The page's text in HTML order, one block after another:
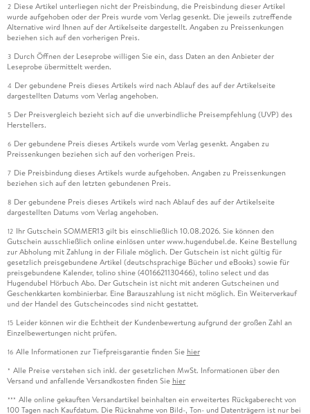
2 Diese Artikel unterliegen nicht der Preisbindung, die Preisbindung dieser Artikel
wurde aufgehoben oder der Preis wurde vom Verlag gesenkt. Die jeweils zutreffende
Alternative wird Ihnen auf der Artikelseite dargestellt. Angaben zu Preissenkungen
beziehen sich auf den vorherigen Preis.
3 Durch Öffnen der Leseprobe willigen Sie ein, dass Daten an den Anbieter der
Leseprobe übermittelt werden.
4 Der gebundene Preis dieses Artikels wird nach Ablauf des auf der Artikelseite
dargestellten Datums vom Verlag angehoben.
5 Der Preisvergleich bezieht sich auf die unverbindliche Preisempfehlung (UVP) des
Herstellers.
6 Der gebundene Preis dieses Artikels wurde vom Verlag gesenkt. Angaben zu
Preissenkungen beziehen sich auf den vorherigen Preis.
7 Die Preisbindung dieses Artikels wurde aufgehoben. Angaben zu Preissenkungen
beziehen sich auf den letzten gebundenen Preis.
8 Der gebundene Preis dieses Artikels wird nach Ablauf des auf der Artikelseite
dargestellten Datums vom Verlag angehoben.
12 Ihr Gutschein SOMMER13 gilt bis einschließlich 10.08.2026. Sie können den
Gutschein ausschließlich online einlösen unter www.hugendubel.de. Keine Bestellung
zur Abholung mit Zahlung in der Filiale möglich. Der Gutschein ist nicht gültig für
gesetzlich preisgebundene Artikel (deutschsprachige Bücher und eBooks) sowie für
preisgebundene Kalender, tolino shine (4016621130466), tolino select und das
Hugendubel Hörbuch Abo. Der Gutschein ist nicht mit anderen Gutscheinen und
Geschenkkarten kombinierbar. Eine Barauszahlung ist nicht möglich. Ein Weiterverkauf
und der Handel des Gutscheincodes sind nicht gestattet.
15 Leider können wir die Echtheit der Kundenbewertung aufgrund der großen Zahl an
Einzelbewertungen nicht prüfen.
16 Alle Informationen zur Tiefpreisgarantie finden Sie hier
* Alle Preise verstehen sich inkl. der gesetzlichen MwSt. Informationen über den
Versand und anfallende Versandkosten finden Sie hier
*** Alle online gekauften Versandartikel beinhalten ein erweitertes Rückgaberecht von
100 Tagen nach Kaufdatum. Die Rücknahme von Bild-, Ton- und Datenträgern ist nur bei